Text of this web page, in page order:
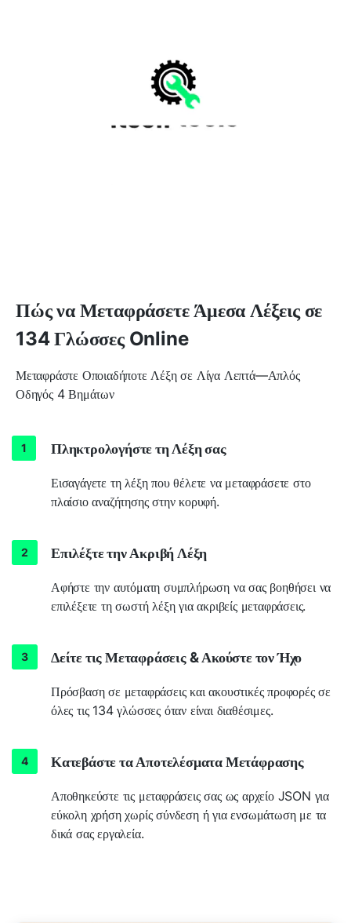
Πώς να Μεταφράσετε Άμεσα Λέξεις σε
134 Γλώσσες Online
Μεταφράστε Οποιαδήποτε Λέξη σε Λίγα Λεπτά—Απλός
Οδηγός 4 Βημάτων
Πληκτρολογήστε τη Λέξη σας
Εισαγάγετε τη λέξη που θέλετε να μεταφράσετε στο
πλαίσιο αναζήτησης στην κορυφή.
Επιλέξτε την Ακριβή Λέξη
Αφήστε την αυτόματη συμπλήρωση να σας βοηθήσει να
επιλέξετε τη σωστή λέξη για ακριβείς μεταφράσεις.
Δείτε τις Μεταφράσεις & Ακούστε τον Ήχο
Πρόσβαση σε μεταφράσεις και ακουστικές προφορές σε
όλες τις 134 γλώσσες όταν είναι διαθέσιμες.
Κατεβάστε τα Αποτελέσματα Μετάφρασης
Αποθηκεύστε τις μεταφράσεις σας ως αρχείο JSON για
εύκολη χρήση χωρίς σύνδεση ή για ενσωμάτωση με τα
δικά σας εργαλεία.